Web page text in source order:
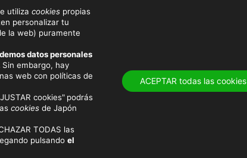
LUGARES
utiliza cookies propias
personalizar tu
la web) puramente
datos personales
Sin embargo, hay
web con políticas de
cookies" podrás
cookies de Japón
TODAS las
pulsando el
ACEPTAR todas las cookies